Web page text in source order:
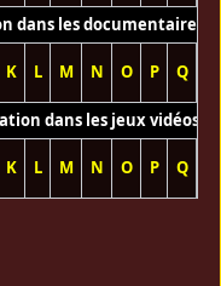
dans les documentaires
K L M N O P Q
dans les jeux vidéos
K L M N O P Q